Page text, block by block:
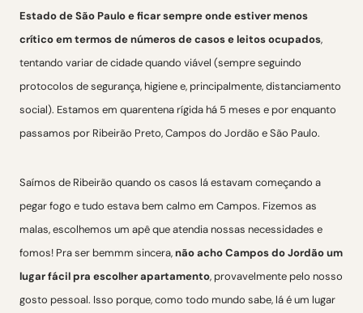
Estado de São Paulo e ficar sempre onde estiver menos
crítico em termos de números de casos e leitos ocupados,
tentando variar de cidade quando viável (sempre seguindo
protocolos de segurança, higiene e, principalmente, distanciamento
social). Estamos em quarentena rígida há 5 meses e por enquanto
passamos por Ribeirão Preto, Campos do Jordão e São Paulo.
Saímos de Ribeirão quando os casos lá estavam começando a
pegar fogo e tudo estava bem calmo em Campos. Fizemos as
malas, escolhemos um apê que atendia nossas necessidades e
fomos! Pra ser bemmm sincera,não acho Campos do Jordão um
lugar fácil pra escolher apartamento, provavelmente pelo nosso
gosto pessoal. Isso porque, como todo mundo sabe, lá é um lugar